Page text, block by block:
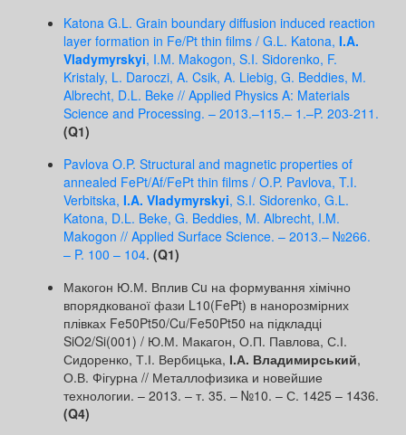
Katona G.L. Grain boundary diffusion induced reaction
layer formation in Fe/Pt thin films / G.L. Katona, I.A.
Vladymyrskyi, I.M. Makogon, S.I. Sidorenko, F.
Kristaly, L. Daroczi, A. Csik, A. Liebig, G. Beddies, M.
Albrecht, D.L. Beke // Applied Physics A: Materials
Science and Processing. – 2013.–115.– 1.–P. 203-211.
(Q1)
Pavlova O.P. Structural and magnetic properties of
annealed FePt/Af/FePt thin films / O.P. Pavlova, T.I.
Verbitska, I.A. Vladymyrskyi, S.I. Sidorenko, G.L.
Katona, D.L. Beke, G. Beddies, M. Albrecht, I.M.
Makogon // Applied Surface Science. – 2013.– №266.
– P. 100 – 104. (Q1)
Макогон Ю.М. Вплив Сu на формування хімічно
впорядкованої фази L10(FePt) в нанорозмірних
плівках Fe50Pt50/Cu/Fe50Pt50 на підкладці
SiO2/Si(001) / Ю.М. Макагон, О.П. Павлова, С.І.
Сидоренко, Т.І. Вербицька, І.А. Владимирський,
О.В. Фігурна // Металлофизика и новейшие
технологии. – 2013. – т. 35. – №10. – С. 1425 – 1436.
(Q4)